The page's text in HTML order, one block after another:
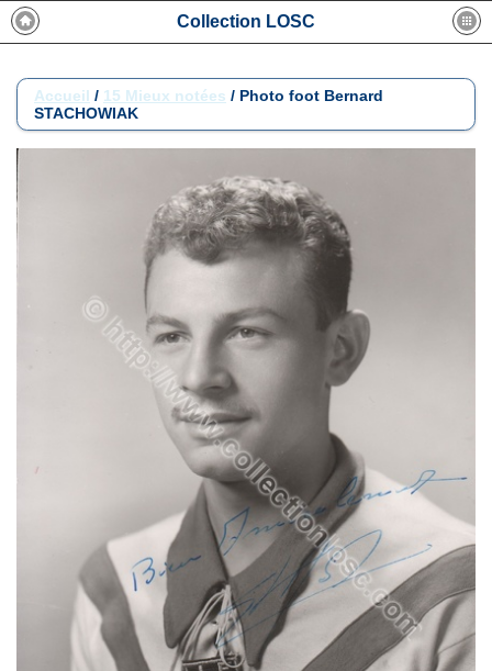
Collection LOSC
Accueil / 15 Mieux notées / Photo foot Bernard
STACHOWIAK